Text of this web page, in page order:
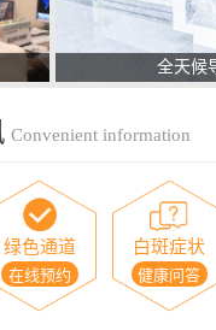
全天候
Convenient information
绿色通道
在线预约
白斑症状
健康问答